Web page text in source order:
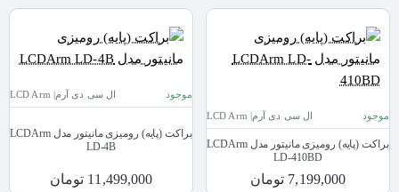
موجود ال سی دی آرم| LCD Arm
براکت (پایه) رومیزی مانیتور مدل LCDArm
LD-410BD
7,199,000 تومان
موجود ال سی دی آرم| LCD Arm
براکت (پایه) رومیزی مانیتور مدل LCDArm
LD-4B
11,499,000 تومان